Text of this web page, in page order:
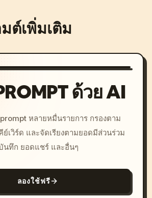
ต์เพิ่มเติม
ด้วย AI
หลายหมื่นรายการ กรองตาม
ย์เวิร์ด และจัดเรียงตามยอดมีส่วนร่วม
นทึก ยอดแชร์ และอื่นๆ
ลองใช้ฟรี